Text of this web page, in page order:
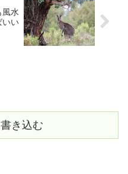
風水
いい
き込む